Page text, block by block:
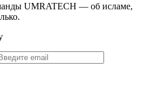
UMRATECH — об исламе,